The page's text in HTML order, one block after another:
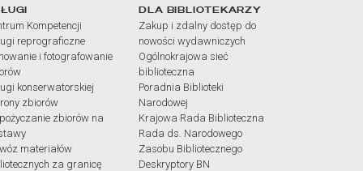
Kompetencji
reprograficzne
i fotografowanie
konserwatorskiej
zbiorów
zbiorów na
materiałów
za granicę
DLA BIBLIOTEKARZY
Zakup i zdalny dostęp do
nowości wydawniczych
Ogólnokrajowa sieć
biblioteczna
Poradnia Biblioteki
Narodowej
Krajowa Rada Biblioteczna
Rada ds. Narodowego
Zasobu Bibliotecznego
Deskryptory BN